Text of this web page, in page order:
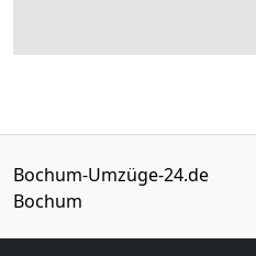
Bochum-Umzüge-24.de
Bochum